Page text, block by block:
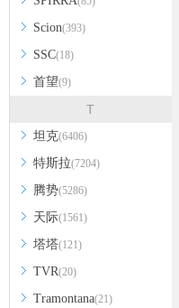
Scion(393)
SSC(18)
首望(9)
T
坦克(6406)
特斯拉(7204)
腾势(5286)
天际(1561)
塔塔(121)
TVR(20)
Tramontana(21)